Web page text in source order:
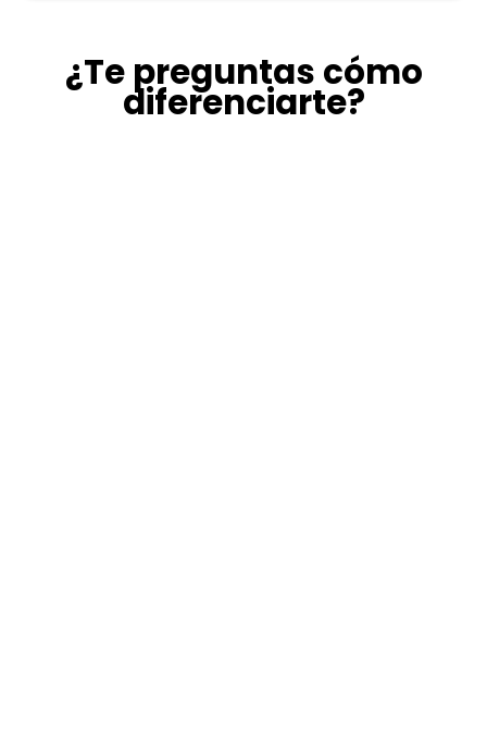
¿Te preguntas cómo
diferenciarte?